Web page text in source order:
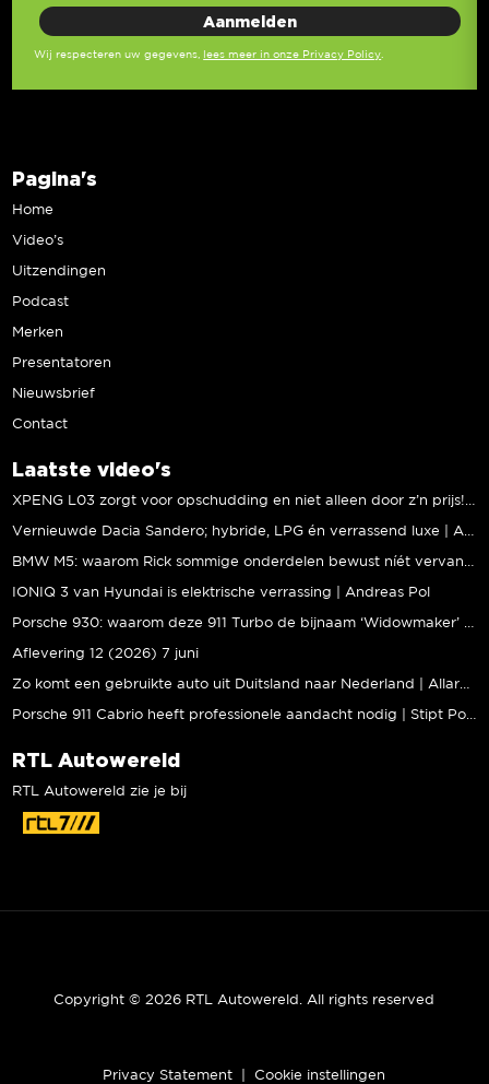
Wij respecteren uw gegevens, lees meer in onze Privacy Policy
Pagina's
Home
Video’s
Uitzendingen
Podcast
Merken
Presentatoren
Nieuwsbrief
Contact
Laatste video's
IONIQ 3 van Hyundai is elektrische verrassing | Andreas Pol
Aflevering 12 (2026) 7 juni
RTL Autowereld
RTL Autowereld zie je bij
Copyright © 2026 RTL Autowereld. All rights reserved
Privacy Statement Cookie instellingen